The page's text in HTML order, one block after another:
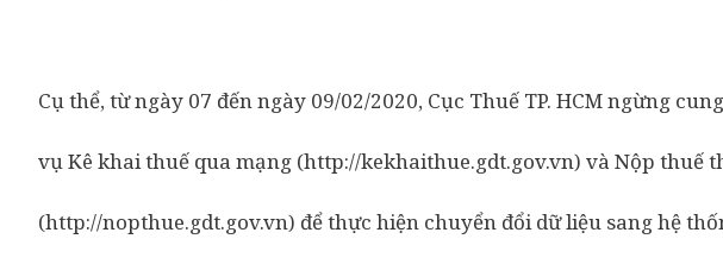
Cụ thể, từ ngày 07 đến ngày 09/02/2020, Cục Thuế TP. HCM ngừng
vụ Kê khai thuế qua mạng (http://kekhaithue.gdt.gov.vn) và Nộp thuế
(http://nopthue.gdt.gov.vn) để thực hiện chuyển đổi dữ liệu sang hệ